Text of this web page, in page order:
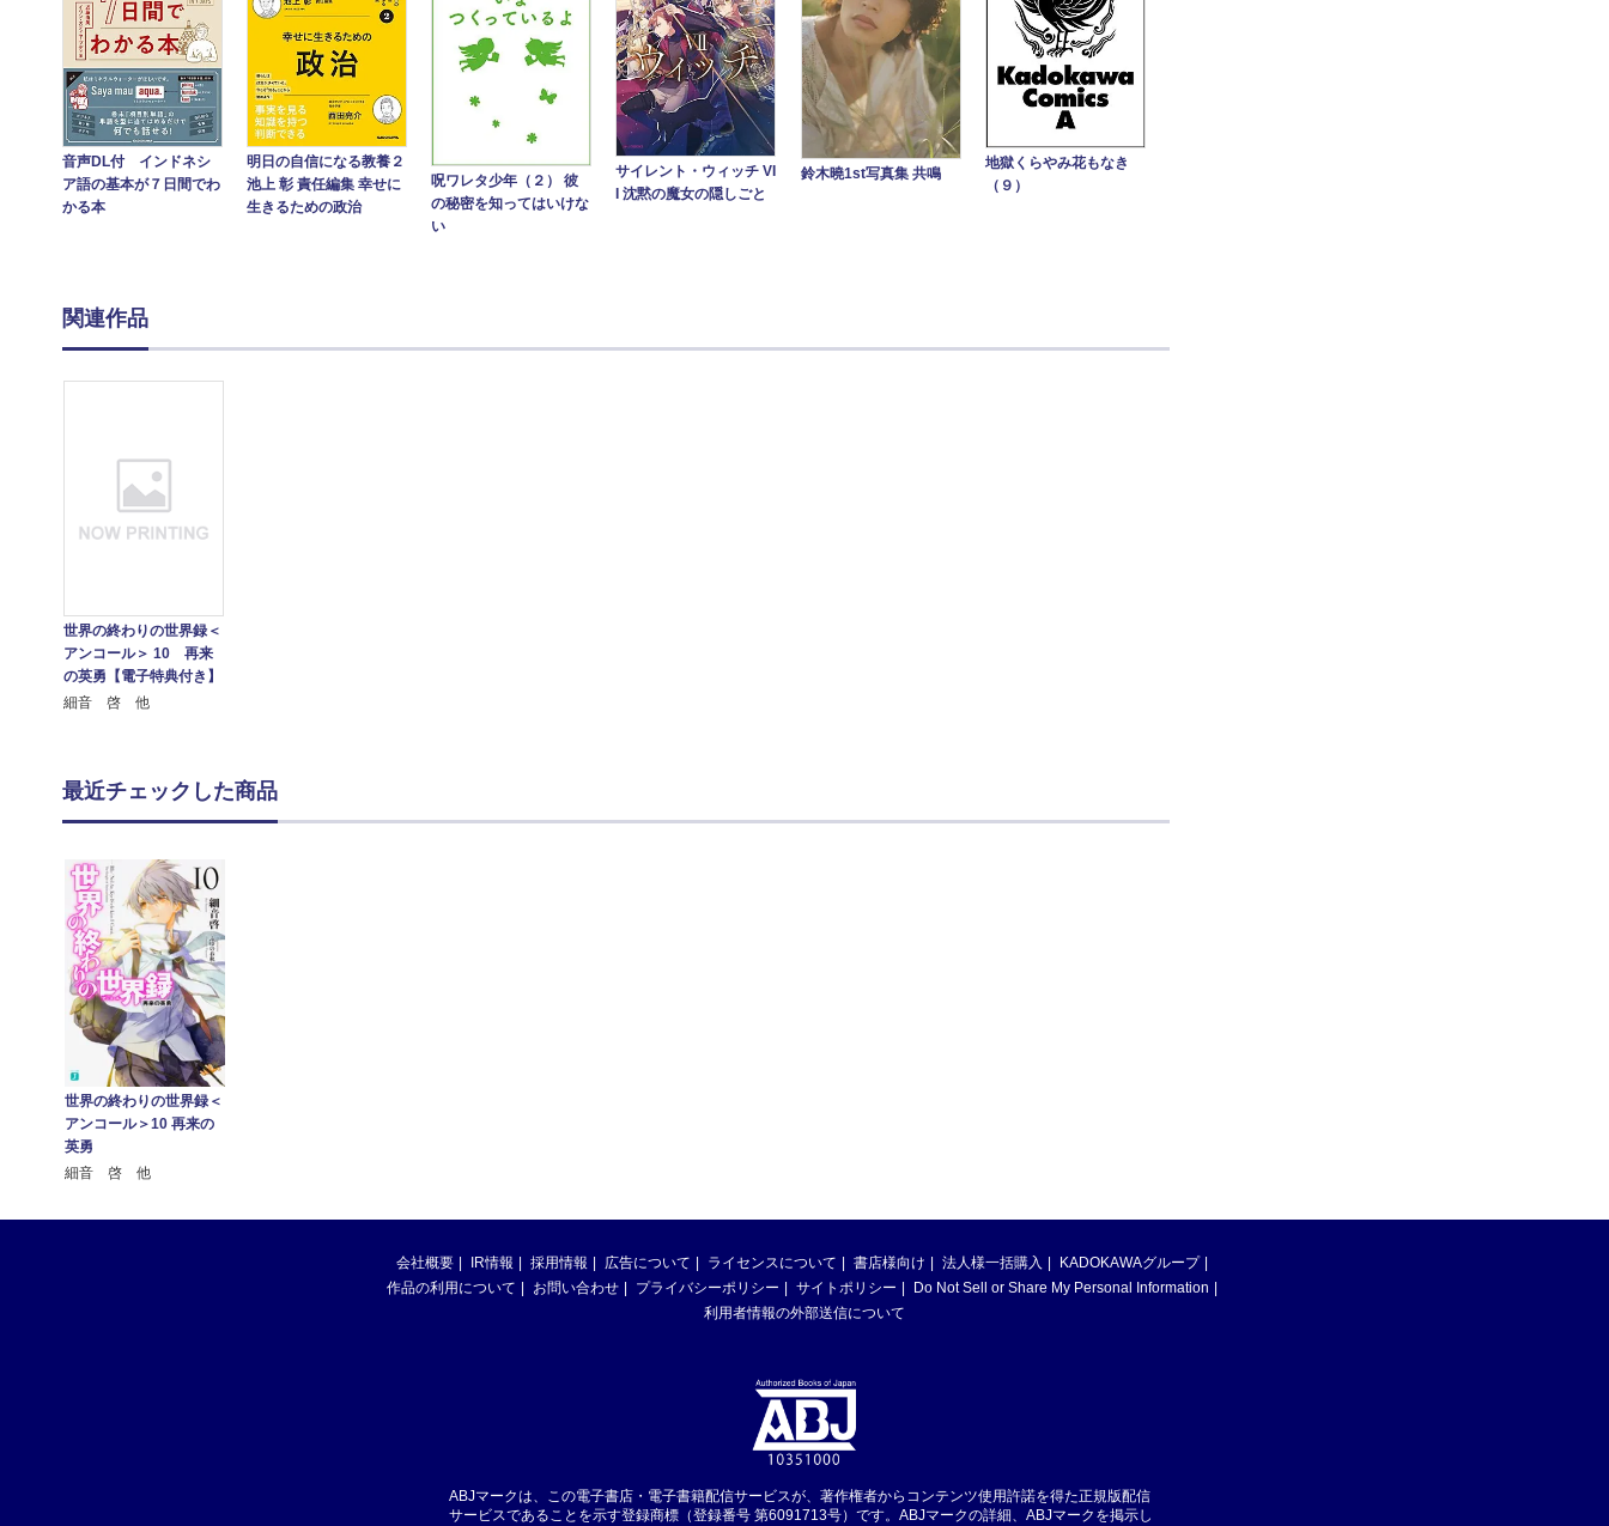
音声DL付 インドネシ
ア語の基本が７日間でわ
かる本
明日の自信になる教養２
池上 彰 責任編集 幸せに
生きるための政治
呪ワレタ少年（２） 彼
の秘密を知ってはいけな
い
サイレント・ウィッチ VI
I 沈黙の魔女の隠しごと
鈴木曉1st写真集 共鳴
地獄くらやみ花もなき
（９）
関連作品
世界の終わりの世界録＜
アンコール＞ 10 再来
の英勇【電子特典付き】
細音 啓 他
最近チェックした商品
世界の終わりの世界録＜
アンコール＞10 再来の
英勇
細音 啓 他
会社概要 IR情報 採用情報 広告について ライセンスについて 書店様向け 法人様一括購入
KADOKAWAグループ
作品の利用について
お問い合わせ プライバシーポリシー サイトポリシー
Do Not Sell or Share My Personal Information
利用者情報の外部送信について
ABJマークは、この電子書店・電子書籍配信サービスが、著作権者からコンテンツ使用許諾を得た正規版配信
サービスであることを示す登録商標（登録番号 第6091713号）です。ABJマークの詳細、ABJマークを掲示し